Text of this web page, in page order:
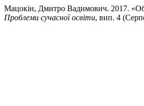
Мацокін, Дмитро Вадимович. 2017.
Проблеми сучасної освіти, вип. 4